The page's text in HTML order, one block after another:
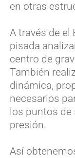
en otras
A través de el
pisada
centro de
También
dinámica,
necesarios
los puntos
presión.
Así